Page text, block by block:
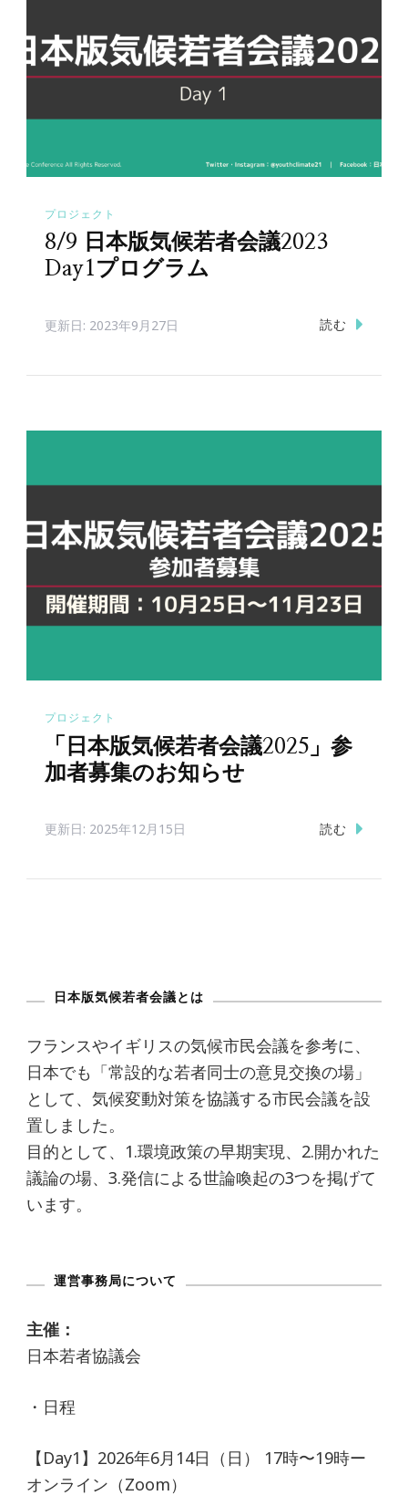
プロジェクト
8/9 日本版気候若者会議2023
Day1プログラム
更新日: 2023年9月27日 読む
プロジェクト
「日本版気候若者会議2025」参
加者募集のお知らせ
更新日: 2025年12月15日 読む
日本版気候若者会議とは
フランスやイギリスの気候市民会議を参考に、
日本でも「常設的な若者同士の意見交換の場」
として、気候変動対策を協議する市民会議を設
置しました。
目的として、1.環境政策の早期実現、2.開かれた
議論の場、3.発信による世論喚起の3つを掲げて
います。
運営事務局について
主催：
日本若者協議会
・日程
【Day1】2026年6月14日（日） 17時〜19時ー
オンライン（Zoom）